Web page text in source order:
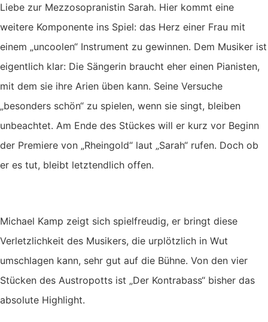
Liebe zur Mezzosopranistin Sarah. Hier kommt eine
weitere Komponente ins Spiel: das Herz einer Frau mit
einem „uncoolen“ Instrument zu gewinnen. Dem Musiker ist
eigentlich klar: Die Sängerin braucht eher einen Pianisten,
mit dem sie ihre Arien üben kann. Seine Versuche
„besonders schön“ zu spielen, wenn sie singt, bleiben
unbeachtet. Am Ende des Stückes will er kurz vor Beginn
der Premiere von „Rheingold“ laut „Sarah“ rufen. Doch ob
er es tut, bleibt letztendlich offen.
Michael Kamp zeigt sich spielfreudig, er bringt diese
Verletzlichkeit des Musikers, die urplötzlich in Wut
umschlagen kann, sehr gut auf die Bühne. Von den vier
Stücken des Austropotts ist „Der Kontrabass“ bisher das
absolute Highlight.